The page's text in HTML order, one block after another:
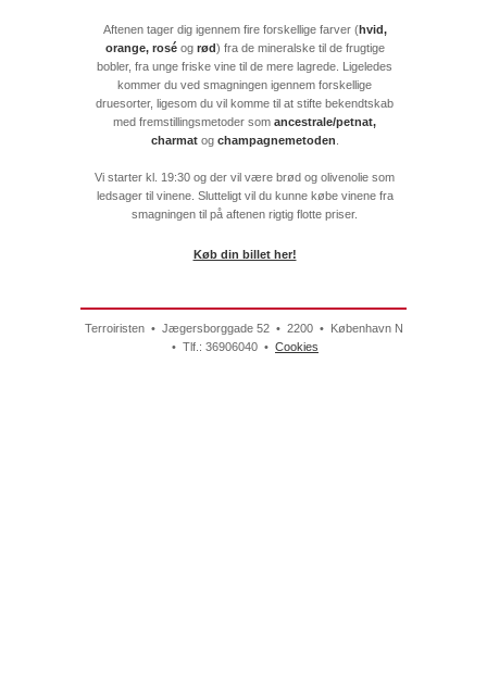
Aftenen tager dig igennem fire forskellige farver (hvid,
orange, rosé ogrød) fra de mineralske til de frugtige
bobler, fra unge friske vine til de mere lagrede. Ligeledes
kommer du ved smagningen igennem forskellige
druesorter, ligesom du vil komme til at stifte bekendtskab
med fremstillingsmetoder som ancestrale/petnat,
charmat ogchampagnemetoden
Vi starter kl. 19:30 og der vil være brød og olivenolie som
ledsager til vinene. Slutteligt vil du kunne købe vinene fra
smagningen til på aftenen rigtig flotte priser.
Køb din billet her!
Terroiristen • Jægersborggade 52 • 2200 • København N
• Tlf.: 36906040 • Cookies